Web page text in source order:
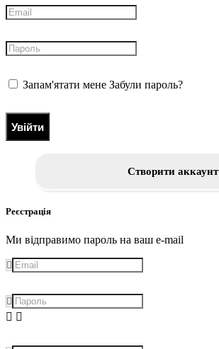
Запам'ятати мене Забули пароль?
Увійти
Створити аккаунт
Реєстрація
Ми відправимо пароль на ваш e-mail